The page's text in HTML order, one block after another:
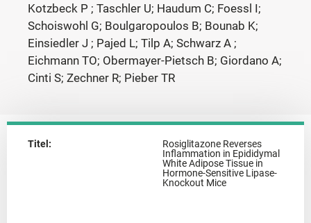
Kotzbeck P ; Taschler U; Haudum C; Foessl I;
Schoiswohl G; Boulgaropoulos B; Bounab K;
Einsiedler J ; Pajed L; Tilp A; Schwarz A ;
Eichmann TO; Obermayer-Pietsch B; Giordano A;
Cinti S; Zechner R; Pieber TR
Titel:
Rosiglitazone Reverses
Inflammation in Epididymal
White Adipose Tissue in
Hormone-Sensitive Lipase-
Knockout Mice